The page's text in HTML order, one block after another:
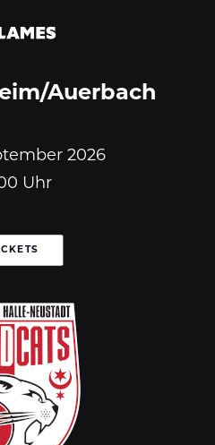
Auerbach
2026
Uhr